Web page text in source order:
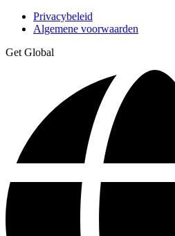
Privacybeleid
Algemene voorwaarden
Get Global